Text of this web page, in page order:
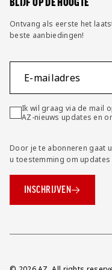
BLIJF OP DE HOOGTE
Ontvang als eerste het
beste aanbiedingen!
E-mailadres
Ik wil graag via de mail
AZ-nieuws updates en
Door je te abonneren gaat
u toestemming om
INSCHRIJVEN